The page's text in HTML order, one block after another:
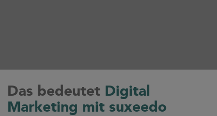
Das bedeutet Digital
Marketing mit suxeedo